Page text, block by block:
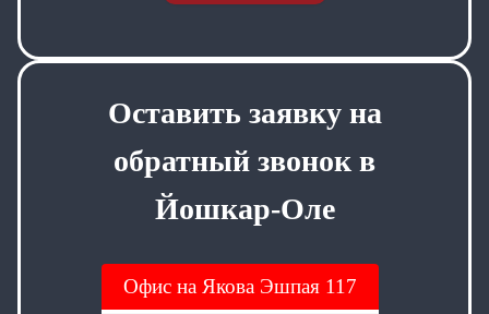
Оставить заявку на
обратный звонок в
Йошкар-Оле
Офис на Якова Эшпая 117